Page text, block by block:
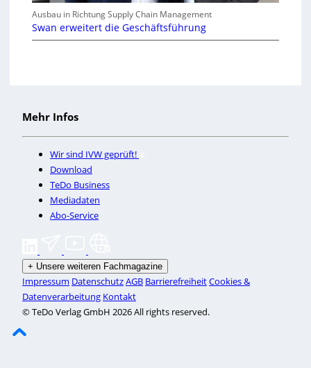
Ausbau in Richtung Supply Chain Management
Swan erweitert die Geschäftsführung
Mehr Infos
Wir sind IVW geprüft!
Download
TeDo Business
Mediadaten
Abo-Service
+ Unsere weiteren Fachmagazine
Impressum DatenschutzAGB BarrierefreiheitCookies &
Datenverarbeitung Kontakt
© TeDo Verlag GmbH 2026 All rights reserved.